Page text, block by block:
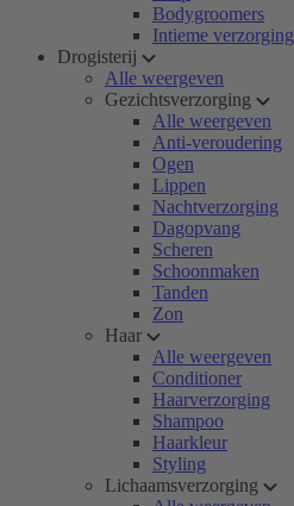
Bodygroomers
Intieme verzorging
Drogisterij
Alle weergeven
Gezichtsverzorging
Alle weergeven
Anti-veroudering
Ogen
Lippen
Nachtverzorging
Dagopvang
Scheren
Schoonmaken
Tanden
Zon
Haar
Alle weergeven
Conditioner
Haarverzorging
Shampoo
Haarkleur
Styling
Lichaamsverzorging